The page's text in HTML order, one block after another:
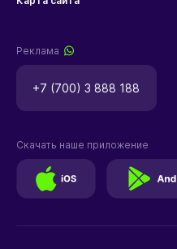
Реклама
+7 (700) 3 888 188
Скачать наше приложение